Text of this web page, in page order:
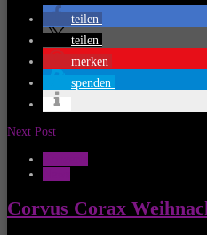
teilen
teilen
merken
spenden
Next Post
Corvus Corax